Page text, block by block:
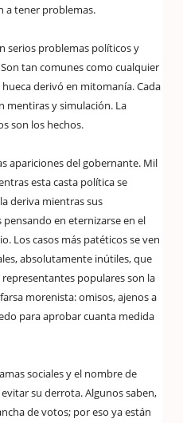
a tener problemas.
serios problemas políticos y
tan comunes como cualquier
derivó en mitomanía. Cada
mentiras y simulación. La
son los hechos.
apariciones del gobernante. Mil
esta casta política se
deriva mientras sus
en eternizarse en el
Los casos más patéticos se ven
absolutamente inútiles, que
populares son la
morenista: omisos, ajenos a
para aprobar cuanta medida
sociales y el nombre de
su derrota. Algunos saben,
de votos; por eso ya están